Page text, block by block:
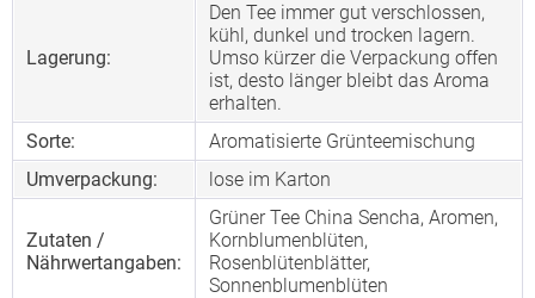
Lagerung:
Den Tee immer gut verschlossen,
kühl, dunkel und trocken lagern.
Umso kürzer die Verpackung offen
ist, desto länger bleibt das Aroma
erhalten.
Sorte:
Aromatisierte Grünteemischung
Umverpackung:
lose im Karton
Zutaten /
Nährwertangaben:
Grüner Tee China Sencha, Aromen,
Kornblumenblüten,
Rosenblütenblätter,
Sonnenblumenblüten